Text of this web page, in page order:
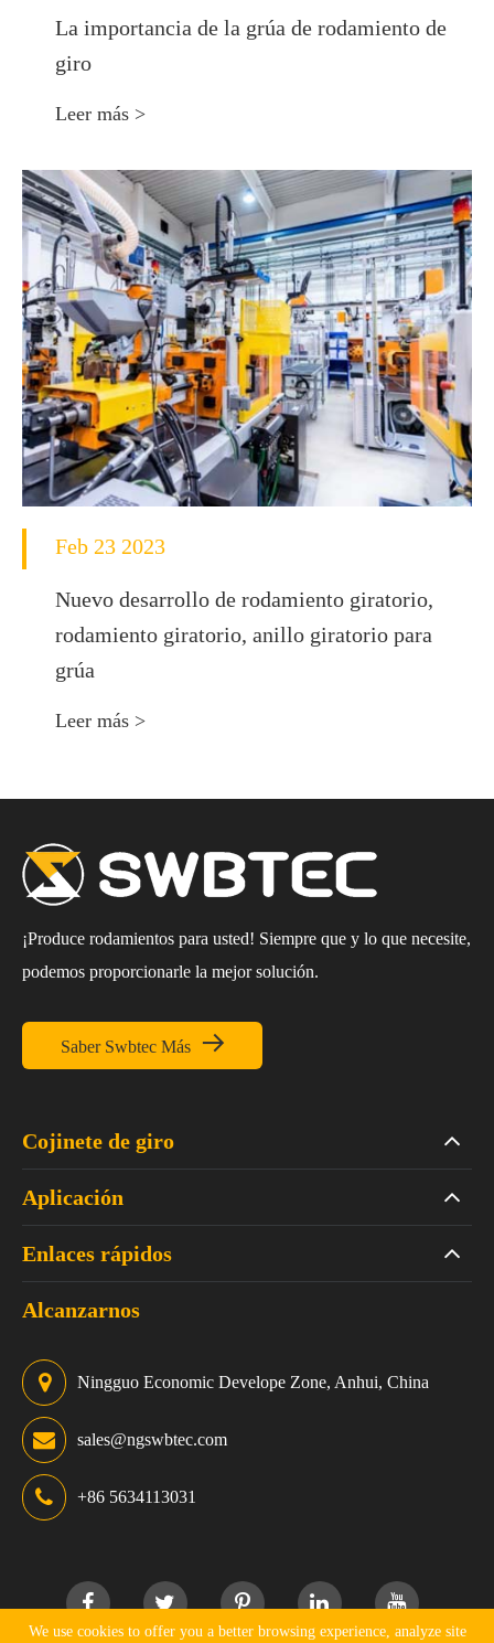
La importancia de la grúa de rodamiento de
giro
Leer más >
Feb 23 2023
Nuevo desarrollo de rodamiento giratorio,
rodamiento giratorio, anillo giratorio para
grúa
Leer más >
¡Produce rodamientos para usted! Siempre que y lo que necesite,
podemos proporcionarle la mejor solución.
Saber Swbtec Más 
Cojinete de giro
Aplicación
Enlaces rápidos
Alcanzarnos
Ningguo Economic Develope Zone, Anhui, China
sales@ngswbtec.com
+86 5634113031
We use cookies to offer you a better browsing experience, analyze site